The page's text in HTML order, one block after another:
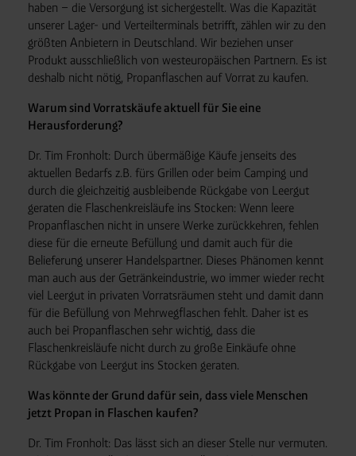
haben – die Versorgung ist sichergestellt. Was die Kapazität
unserer Lager- und Verteilterminals betrifft, zählen wir zu den
größten Anbietern in Deutschland. Wir beziehen unser
Produkt ausschließlich von westeuropäischen Partnern. Es ist
deshalb nicht nötig, Propanflaschen auf Vorrat zu kaufen.
Warum sind Vorratskäufe aktuell für Sie eine
Herausforderung?
Dr. Tim Fronholt: Durch übermäßige Käufe jenseits des
aktuellen Bedarfs z.B. fürs Grillen oder beim Camping und
durch die gleichzeitig ausbleibende Rückgabe von Leergut
geraten die Flaschenkreisläufe ins Stocken: Wenn leere
Propanflaschen nicht in unsere Werke zurückkehren, fehlen
diese für die erneute Befüllung und damit auch für die
Belieferung unserer Handelspartner. Dieses Phänomen kennt
man auch aus der Getränkeindustrie, wo immer wieder recht
viel Leergut in privaten Vorratsräumen steht und damit dann
für die Befüllung von Mehrwegflaschen fehlt. Daher ist es
auch bei Propanflaschen sehr wichtig, dass die
Flaschenkreisläufe nicht durch zu große Einkäufe ohne
Rückgabe von Leergut ins Stocken geraten.
Was könnte der Grund dafür sein, dass viele Menschen
jetzt Propan in Flaschen kaufen?
Dr. Tim Fronholt: Das lässt sich an dieser Stelle nur vermuten.